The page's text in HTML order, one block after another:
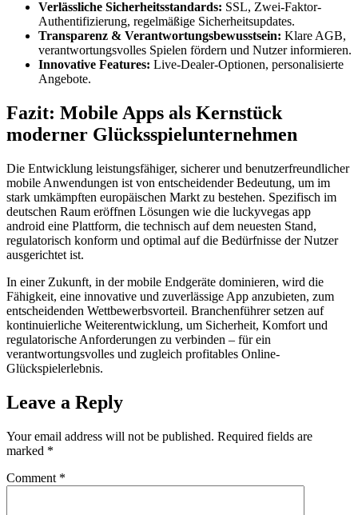
Verlässliche Sicherheitsstandards: SSL, Zwei-Faktor-
Authentifizierung, regelmäßige Sicherheitsupdates.
Transparenz & Verantwortungsbewusstsein: Klare AGB,
verantwortungsvolles Spielen fördern und Nutzer informieren.
Innovative Features: Live-Dealer-Optionen, personalisierte
Angebote.
Fazit: Mobile Apps als Kernstück
moderner Glücksspielunternehmen
Die Entwicklung leistungsfähiger, sicherer und benutzerfreundlicher
mobile Anwendungen ist von entscheidender Bedeutung, um im
stark umkämpften europäischen Markt zu bestehen. Spezifisch im
deutschen Raum eröffnen Lösungen wie die luckyvegas app
android eine Plattform, die technisch auf dem neuesten Stand,
regulatorisch konform und optimal auf die Bedürfnisse der Nutzer
ausgerichtet ist.
In einer Zukunft, in der mobile Endgeräte dominieren, wird die
Fähigkeit, eine innovative und zuverlässige App anzubieten, zum
entscheidenden Wettbewerbsvorteil. Branchenführer setzen auf
kontinuierliche Weiterentwicklung, um Sicherheit, Komfort und
regulatorische Anforderungen zu verbinden – für ein
verantwortungsvolles und zugleich profitables Online-
Glückspielerlebnis.
Leave a Reply
Your email address will not be published. Required fields are
marked *
Comment *